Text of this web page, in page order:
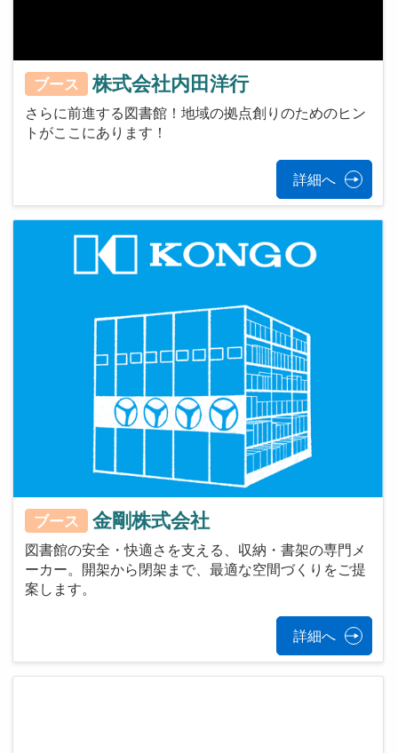
ブース 株式会社内田洋行
さらに前進する図書館！地域の拠点創りのためのヒン
トがここにあります！
詳細へ
ブース 金剛株式会社
図書館の安全・快適さを支える、収納・書架の専門メ
ーカー。開架から閉架まで、最適な空間づくりをご提
案します。
詳細へ